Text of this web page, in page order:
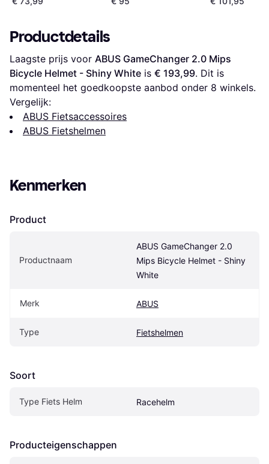
Productdetails
Laagste prijs voor ABUS GameChanger 2.0 Mips
Bicycle Helmet - Shiny White is € 193,99. Dit is
momenteel het goedkoopste aanbod onder 8 winkels.
Vergelijk:
ABUS Fietsaccessoires
ABUS Fietshelmen
Kenmerken
Product
Productnaam
ABUS GameChanger 2.0
Mips Bicycle Helmet - Shiny
White
Merk ABUS
Type Fietshelmen
Soort
Type Fiets Helm Racehelm
Producteigenschappen